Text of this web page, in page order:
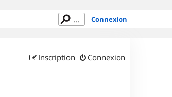
Connexion
Connexion
Inscription